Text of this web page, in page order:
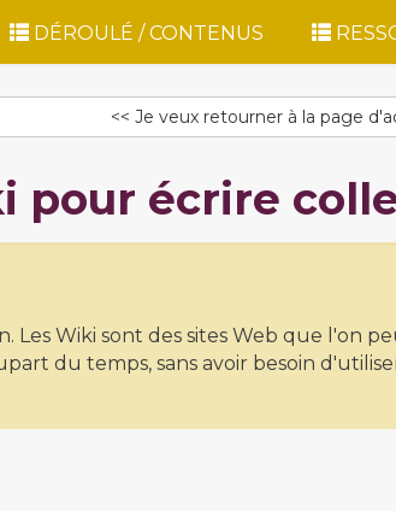
DÉROULÉ / CONTENUS
<< Je veux retourner à la page
pour écrire
Les Wiki sont des sites Web que l'on
du temps, sans avoir besoin